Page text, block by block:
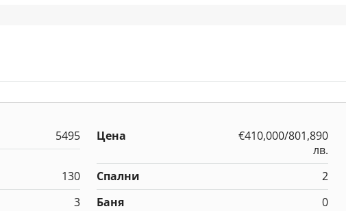
5495 Цена
€410,000/801,890
лв.
130 Спални
2
3 Баня
0